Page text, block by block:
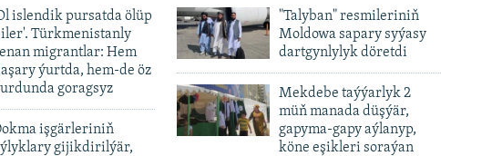
islendik pursatda ölüp
Türkmenistanly
migrantlar: Hem
ýurtda, hem-de öz
goragsyz
işgärleriniň
gijikdirilýär,
"Talyban" resmileriniň
Moldowa sapary syýasy
dartgynlylyk döretdi
Mekdebe taýýarlyk 2
müň manada düşýär,
gapyma-gapy aýlanyp,
köne eşikleri soraýan